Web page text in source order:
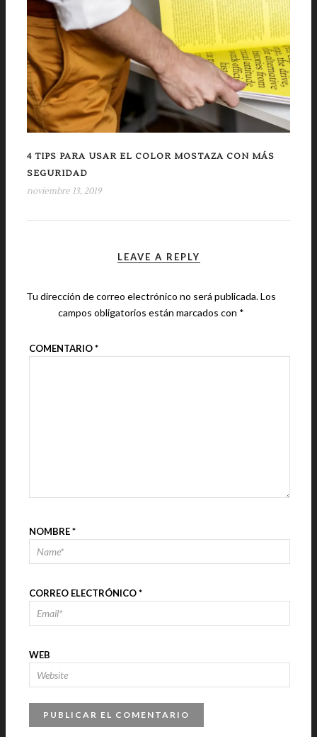
4 TIPS PARA USAR EL COLOR MOSTAZA CON MÁS
SEGURIDAD
noviembre 13, 2019
LEAVE A REPLY
Tu dirección de correo electrónico no será publicada.Los
campos obligatorios están marcados con *
COMENTARIO*
NOMBRE*
CORREO ELECTRÓNICO*
WEB